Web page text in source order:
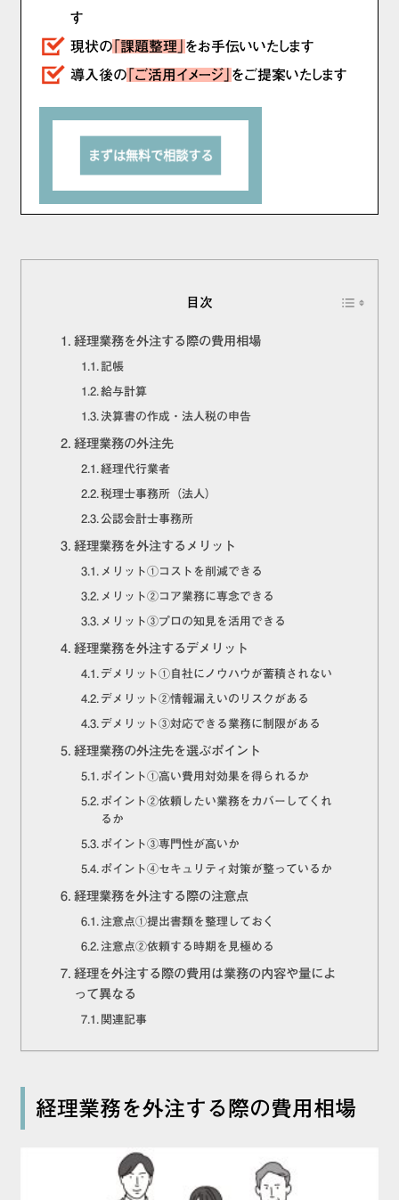
す
現状の 「課題整理」 をお手伝いいたします
導入後の 「ご活用イメージ」 をご提案いたします
目次
経理業務を外注する際の費用相場
記帳
給与計算
決算書の作成・法人税の申告
経理業務の外注先
経理代行業者
税理士事務所（法人）
公認会計士事務所
経理業務を外注するメリット
メリット①コストを削減できる
メリット②コア業務に専念できる
メリット③プロの知見を活用できる
経理業務を外注するデメリット
デメリット①自社にノウハウが蓄積されない
デメリット②情報漏えいのリスクがある
デメリット③対応できる業務に制限がある
経理業務の外注先を選ぶポイント
ポイント①高い費用対効果を得られるか
ポイント②依頼したい業務をカバーしてくれ
るか
ポイント③専門性が高いか
ポイント④セキュリティ対策が整っているか
経理業務を外注する際の注意点
注意点①提出書類を整理しておく
注意点②依頼する時期を見極める
経理を外注する際の費用は業務の内容や量によ
って異なる
関連記事
経理業務を外注する際の費用相場